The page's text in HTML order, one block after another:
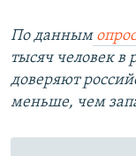
По данным
тысяч человек
доверяют
меньше, чем